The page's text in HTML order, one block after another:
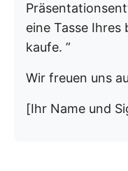
eine Tasse
kaufe. ”
Wir freuen uns
[Ihr Name und